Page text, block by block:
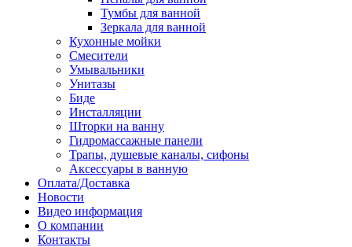
Тумбы для ванной
Зеркала для ванной
Кухонные мойки
Смесители
Умывальники
Унитазы
Биде
Инсталляции
Шторки на ванну
Гидромассажные панели
Трапы, душевые каналы, сифоны
Аксессуары в ванную
Оплата/Доставка
Новости
Видео информация
О компании
Контакты